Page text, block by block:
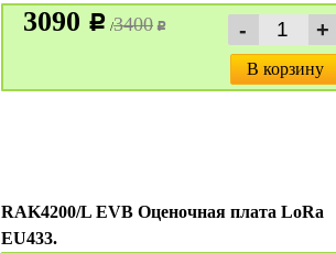
3090 c /3400 c
В корзину
RAK4200/L EVB Оценочная плата LoRa
EU433.